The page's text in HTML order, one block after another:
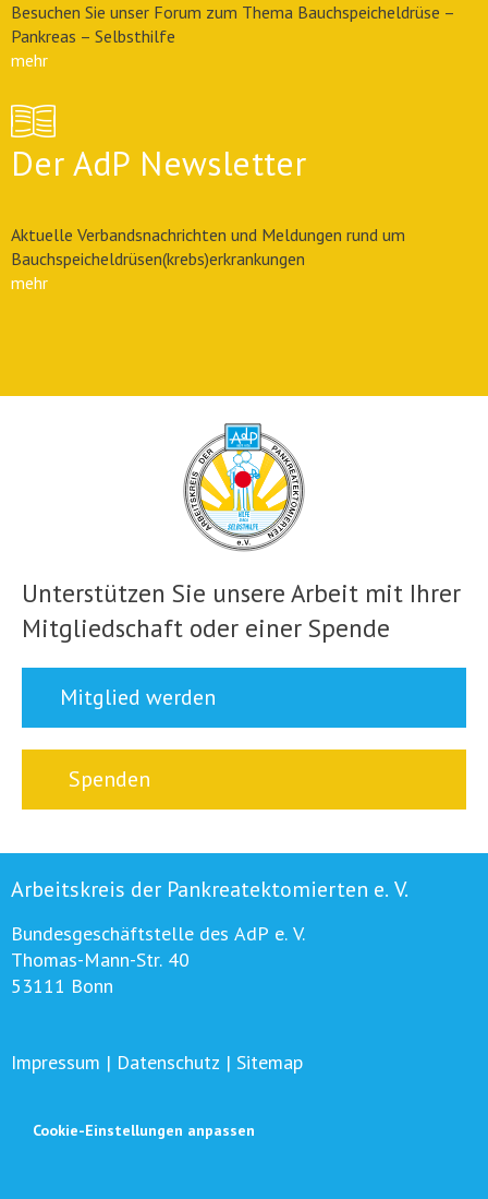
Besuchen Sie unser Forum zum Thema Bauchspeicheldrüse –
Pankreas – Selbsthilfe
mehr
Der AdP Newsletter
Aktuelle Verbandsnachrichten und Meldungen rund um
Bauchspeicheldrüsen(krebs)erkrankungen
mehr
Unterstützen Sie unsere Arbeit mit Ihrer
Mitgliedschaft oder einer Spende
Mitglied werden
Spenden
Arbeitskreis der Pankreatektomierten e. V.
Bundesgeschäftstelle des AdP e. V.
Thomas-Mann-Str. 40
53111 Bonn
Impressum | Datenschutz | Sitemap
Cookie-Einstellungen anpassen